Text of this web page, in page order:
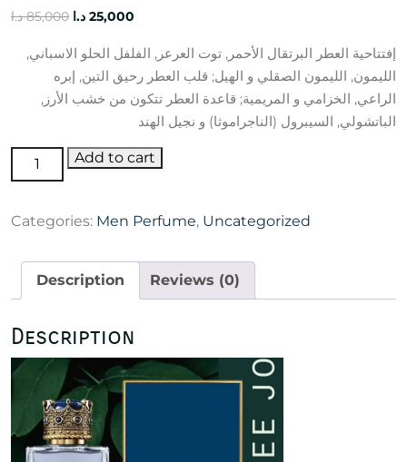
85,000 د.ا
Original
was:
85,000 د.ا.
25,000 د.ا
is:
25,000 د.ا.
إفتتاحية العطر البرتقال الأحمر, توت العرعر, الفلفل الحلو الاسباني,
الليمون, الليمون الصقلي و الهيل; قلب العطر رحيق التين, إبره
الراعي, الخزامي و المريمية; قاعدة العطر تتكون من خشب الأرز,
الباتشولي, السيبرول (الناجراموثا) و نجيل الهند
by
&
Eau
100
quantity
Add to cart
Categories: Men Perfume, Uncategorized
Description Reviews (0)
Description